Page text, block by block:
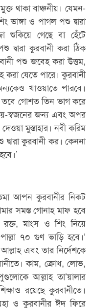
থাকা বাঞ্চনীয়। যেমন-
ভাঙ্গা ও পাগল পশু দ্বারা
শুকিয়ে গেছে বা হেঁটে
দ্বারা কুরবানী করা ঠিক
পশু জবেহ করা উত্তম,
যেতে পারে। কুরবানী
খাওয়াতে পারবে।
তবে গোশত তিন ভাগ করে
স্বজনের জন্য এবং অপর
মুস্তাহার। নবী করিম
কুরবানী কর। কেননা
আপন কুরবানীর নিকট
সমস্ত গোনাহ মাফ হবে
মাংস ও শিং নিয়ে
৭০ গুণ ভাড়ি হবে।’
এবং তার নির্দেশকে
কাম, ক্রোধ, লোভ,
আল্লাহ তা’য়ালার
রয়েছে কুরবানীতে।
ও কুরবানীর ঈদ ফিরে